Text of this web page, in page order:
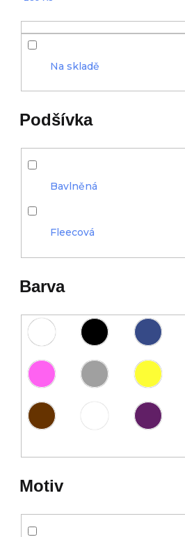
Na skladě
Podšívka
Bavlněná
Fleecová
Barva
Motiv